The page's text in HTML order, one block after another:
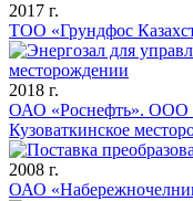
2017 г.
ТОО «Грундфос
2018 г.
ОАО «Роснефть». ООО
Кузоваткинское
2008 г.
ОАО